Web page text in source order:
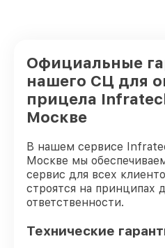
Официальные
нашего СЦ для
прицела
Москве
В нашем сервисе
Москве мы
сервис для всех
строятся на принципах
ответственности.
Технические